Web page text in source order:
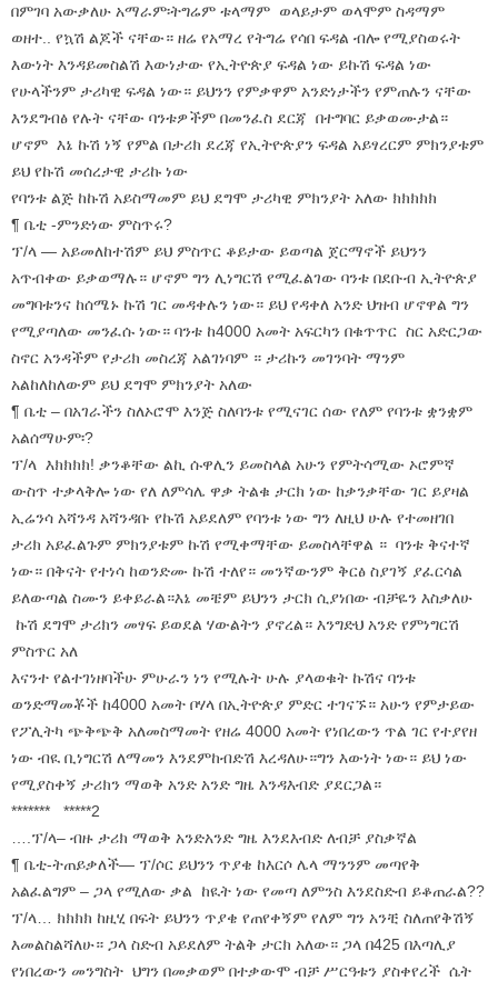
በምገባ አውቃለሁ አማራም፡ትግሬም ቱላማም ወላይታም ወላሞም ስዳማም
ወዘተ.. የኳሽ ልጆች ናቸው። ዘሬ የአማረ የትግሬ የሳበ ፍዳል ብሎ የሚያስወሩት
እውነት እንዳይመስልሽ እውነታው የኢትዮጵያ ፍዳል ነው ይኩሽ ፍዳል ነው
የሁላችንም ታሪካዊ ፍዳል ነው። ይህንን የምቃዋም አንድነታችን የምጠሉን ናቸው
እንደግብፅ የሉት ናቸው ባንቱዎችም በመንፈስ ደርጃ በተግባር ይቃወሙታል።
ሆኖም እኔ ኩሽ ነኝ የምል በታሪክ ደረጃ የኢትዮጵያን ፍዳል አይፃረርም ምክንያቱም
ይህ የኩሽ መሰረታዊ ታሪኩ ነው
የባንቱ ልጅ ከኩሽ አይስማመም ይህ ደግሞ ታሪካዊ ምክንያት አለው ክክክክክ
¶ ቤቲ -ምንድነው ምስጥሩ?
ፕ/ላ — አይመለከተሽም ይህ ምስጥር ቆይታው ይወጣል ጀርማኖች ይህንን
አጥብቀው ይቃወማሉ። ሆኖም ግን ሊነግርሽ የሚፈልገው ባንቱ በደቡብ ኢትዮጵያ
መግባቱንና ከሰሜኑ ኩሽ ገር መዳቀሉን ነው። ይህ የዳቀለ አንድ ህዝብ ሆኖዋል ግን
የሚያጣለው መንፈሱ ነው። ባንቱ ከ4000 አመት አፍርካን በቁጥጥር ስር አድርጋው
ስኖር አንዳችም የታሪክ መስረጃ አልገነባም ። ታሪኩን መገንባት ማንም
አልከለከለውም ይህ ደግሞ ምክንያት አለው
¶ ቤቲ – በአገራችን ስለኦሮሞ እንጅ ስለባንቱ የሚናገር ሰው የለም የባንቱ ቋንቋም
አልሰማሁም፡?
ፕ/ላ እክክክክ! ቃንቆቸው ልኪ ሱዋሊን ይመስላል አሁን የምትሳሚው ኦሮምኛ
ውስጥ ተቃላቅሎ ነው የለ ለምሳሌ ዋቃ ትልቁ ታርክ ነው ከቃንቃቸው ገር ይያዛል
ኢሬንሳ አሻንዳ አሻንዳቡ የኩሽ አይደለም የባንቱ ነው ግን ለዚህ ሁሉ የተመዘገበ
ታሪክ አይፈልጉም ምክንያቱም ኩሽ የሚቀማቸው ይመስላቸዋል ። ባንቱ ቅናተኛ
ነው። በቅናት የተነሳ ከወንድሙ ኩሽ ተለየ። መንኛውንም ቅርፅ ስያገኝ ያፈርሳል
ይለውጣል ስሙን ይቀይራል።እኔ መቼም ይህንን ታርክ ሲያነበው ብቻዬን እስቃለሁ
ኩሽ ደግሞ ታሪክን መፃፍ ይወደል ሃውልትን ያኖረል። እንግድህ አንድ የምነግርሽ
ምስጥር አለ
እናንተ የልተገነዘባችሁ ምሁራን ነን የሚሉት ሁሉ ያላወቁት ኩሽና ባንቱ
ወንድማመቾች ከ4000 አመት ቦሃላ በኢትዮጵያ ምድር ተገናኙ። አሁን የምታይው
የፖሊትካ ጭቅጭቅ አለመስማመት የዘሬ 4000 አመት የነበረውን ጥል ገር የተያየዘ
ነው ብዪ ቢነግርሽ ለማመን እንደምከብድሽ እረዳለሁ።ግን እውነት ነው። ይህ ነው
የሚያስቀኝ ታሪክን ማወቅ አንድ አንድ ግዜ እንዳእብድ ያደርጋል።
******* *****2
….ፕ/ላ– ብዙ ታሪክ ማወቅ አንድአንድ ግዜ እንደእብድ ለብቻ ያስቃኛል
¶ ቤቲ-ትጠይቃለች— ፕ/ሶር ይህንን ጥያቄ ከእርሶ ሌላ ማንንም መጣየቅ
አልፈልግም – ጋላ የሚለው ቃል ከዪት ነው የመጣ ለምንስ እንደስድብ ይቆጠራል??
ፕ/ላ… ክክክክ ከዚሂ በፍት ይህንን ጥያቄ የጠየቀኝም የለም ግን አንቺ ስለጠየቅሽኝ
እመልስልሻለሁ። ጋላ ስድብ አይደለም ትልቅ ታርክ አለው። ጋላ በ425 በእጣሊያ
የነበረውን መንግስት ህግን በመቃወም በተቃውሞ ብቻ ሥርዓቱን ያስቀየረች ሴት